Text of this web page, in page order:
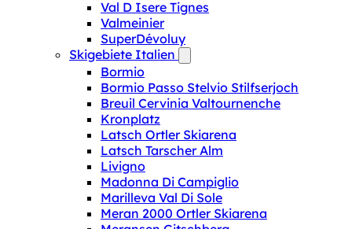
Val D Isere Tignes
Valmeinier
SuperDévoluy
Skigebiete Italien
Bormio
Bormio Passo Stelvio Stilfserjoch
Breuil Cervinia Valtournenche
Kronplatz
Latsch Ortler Skiarena
Latsch Tarscher Alm
Livigno
Madonna Di Campiglio
Marilleva Val Di Sole
Meran 2000 Ortler Skiarena